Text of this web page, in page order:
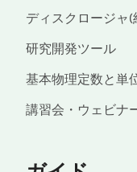
ディスクロージャ(
研究開発ツール
基本物理定数と単
講習会・ウェビナ